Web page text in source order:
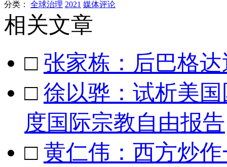
分类： 全球治理 2021 媒体评论
相关文章
□ 张家栋：后巴格
□ 徐以骅：试析美
度国际宗教自由报告
□ 黄仁伟：西方炒